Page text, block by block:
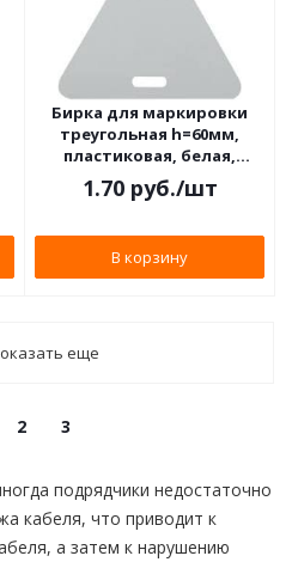
Бирка для маркировки
треугольная h=60мм,
пластиковая, белая,
уп100шт
1.70руб./шт
В корзину
еще
2 3
подрядчики недостаточно
кабеля, что приводит к
а затем к нарушению